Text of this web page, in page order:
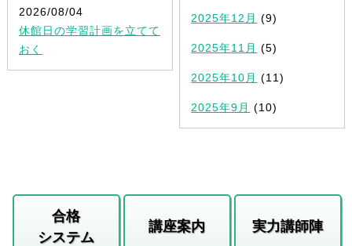
2026/08/04
休館日の学習計画を立てて
おく
2025年12月 (9)
2025年11月 (5)
2025年10月 (11)
2025年9月 (10)
合格
システム
講座案内 実力講師陣